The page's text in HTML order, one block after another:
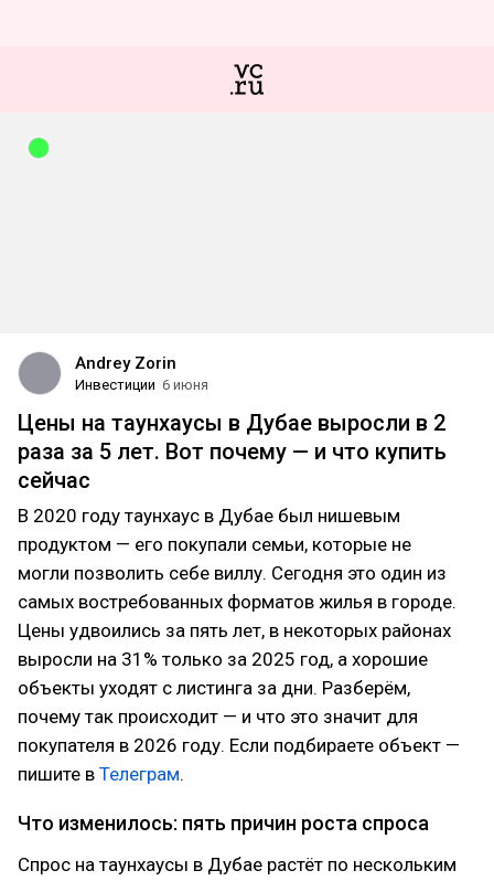
Andrey Zorin
Инвестиции 6 июня
Цены на таунхаусы в Дубае выросли в 2
раза за 5 лет. Вот почему — и что купить
сейчас
В 2020 году таунхаус в Дубае был нишевым
продуктом — его покупали семьи, которые не
могли позволить себе виллу. Сегодня это один из
самых востребованных форматов жилья в городе.
Цены удвоились за пять лет, в некоторых районах
выросли на 31% только за 2025 год, а хорошие
объекты уходят с листинга за дни. Разберём,
почему так происходит — и что это значит для
покупателя в 2026 году. Если подбираете объект —
пишите в Телеграм.
Что изменилось: пять причин роста спроса
Спрос на таунхаусы в Дубае растёт по нескольким